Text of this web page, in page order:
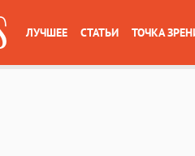
ЛУЧШЕЕ СТАТЬИ ТОЧКА